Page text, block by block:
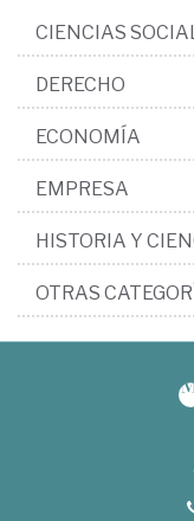
CIENCIAS
DERECHO
ECONOMÍA
EMPRESA
HISTORIA Y
OTRAS